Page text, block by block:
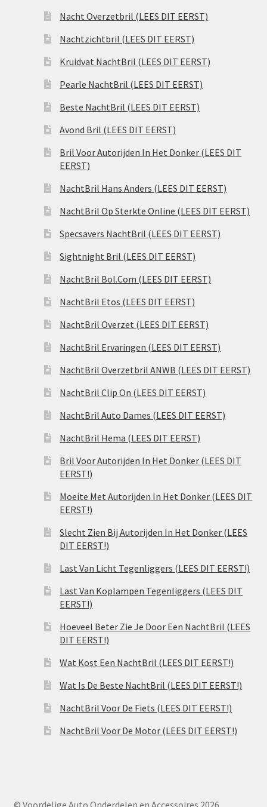
Nacht Overzetbril (LEES DIT EERST)
Nachtzichtbril (LEES DIT EERST)
Kruidvat NachtBril (LEES DIT EERST)
Pearle NachtBril (LEES DIT EERST)
Beste NachtBril (LEES DIT EERST)
Avond Bril (LEES DIT EERST)
Bril Voor Autorijden In Het Donker (LEES DIT
EERST)
NachtBril Hans Anders (LEES DIT EERST)
NachtBril Op Sterkte Online (LEES DIT EERST)
Specsavers NachtBril (LEES DIT EERST)
Sightnight Bril (LEES DIT EERST)
NachtBril Bol.Com (LEES DIT EERST)
NachtBril Etos (LEES DIT EERST)
NachtBril Overzet (LEES DIT EERST)
NachtBril Ervaringen (LEES DIT EERST)
NachtBril Overzetbril ANWB (LEES DIT EERST)
NachtBril Clip On (LEES DIT EERST)
NachtBril Auto Dames (LEES DIT EERST)
NachtBril Hema (LEES DIT EERST)
Bril Voor Autorijden In Het Donker (LEES DIT
EERST!)
Moeite Met Autorijden In Het Donker (LEES DIT
EERST!)
Slecht Zien Bij Autorijden In Het Donker (LEES
DIT EERST!)
Last Van Licht Tegenliggers (LEES DIT EERST!)
Last Van Koplampen Tegenliggers (LEES DIT
EERST!)
Hoeveel Beter Zie Je Door Een NachtBril (LEES
DIT EERST!)
Wat Kost Een NachtBril (LEES DIT EERST!)
Wat Is De Beste NachtBril (LEES DIT EERST!)
NachtBril Voor De Fiets (LEES DIT EERST!)
NachtBril Voor De Motor (LEES DIT EERST!)
© Voordelige Auto Onderdelen en Accessoires 2026